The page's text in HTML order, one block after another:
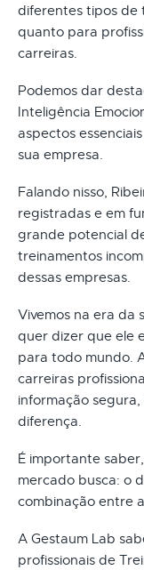
diferentes tipos de
quanto para
carreiras.
Podemos dar
Inteligência
aspectos
sua empresa.
Falando nisso,
registradas e em
grande potencial
treinamentos
dessas empresas.
Vivemos na era da
quer dizer que ele
para todo mundo.
carreiras
informação
diferença.
É importante
mercado busca: o
combinação entre
A Gestaum Lab
profissionais de